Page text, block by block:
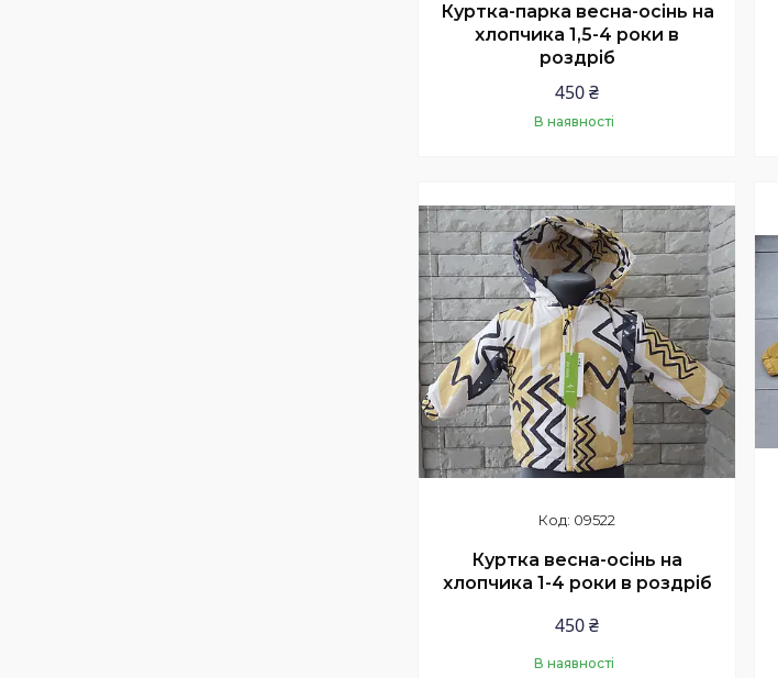
Куртка-парка весна-осінь на
хлопчика 1,5-4 роки в
роздріб
450 ₴
В наявності
09522
Куртка весна-осінь на
хлопчика 1-4 роки в роздріб
450 ₴
В наявності